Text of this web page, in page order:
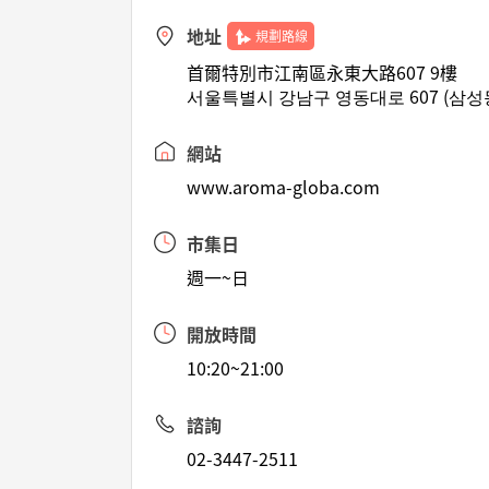
地址 規劃路線
首爾特別市江南區永東大路607 9樓
서울특별시 강남구 영동대로 607 (삼
網站
www.aroma-globa.com
市集日
週一~日
開放時間
10:20~21:00
諮詢
02-3447-2511